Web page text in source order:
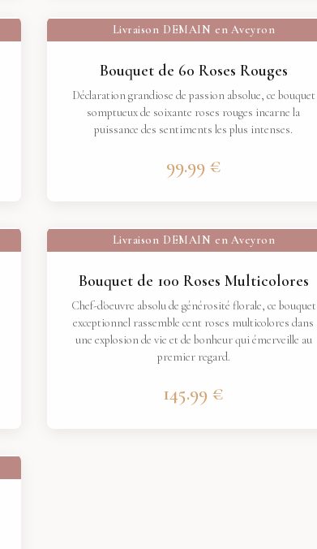
Livraison DEMAIN en Aveyron
Bouquet de 60 Roses Rouges
Déclaration grandiose de passion absolue, ce bouquet
somptueux de soixante roses rouges incarne la
puissance des sentiments les plus intenses.
99.99 €
Livraison DEMAIN en Aveyron
Bouquet de 100 Roses Multicolores
Chef-d'oeuvre absolu de générosité florale, ce bouquet
exceptionnel rassemble cent roses multicolores dans
une explosion de vie et de bonheur qui émerveille au
premier regard.
145.99 €